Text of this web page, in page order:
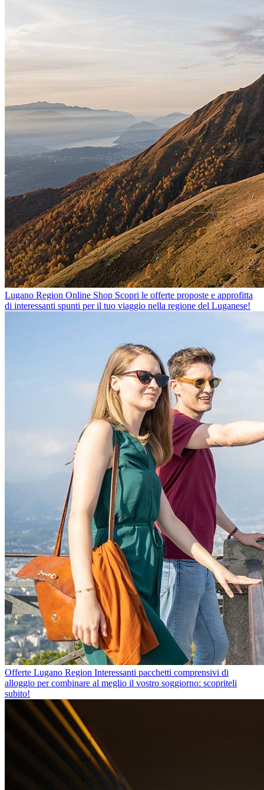
Lugano Region Online Shop Scopri le offerte proposte e approfitta
di interessanti spunti per il tuo viaggio nella regione del Luganese!
Offerte Lugano Region Interessanti pacchetti comprensivi di
alloggio per combinare al meglio il vostro soggiorno: scopriteli
subito!